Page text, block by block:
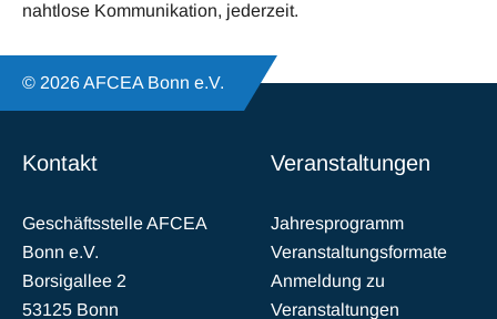
nahtlose Kommunikation, jederzeit.
© 2026 AFCEA Bonn e.V.
Kontakt
Geschäftsstelle AFCEA
Bonn e.V.
Borsigallee 2
53125 Bonn
Veranstaltungen
Jahresprogramm
Veranstaltungsformate
Anmeldung zu
Veranstaltungen